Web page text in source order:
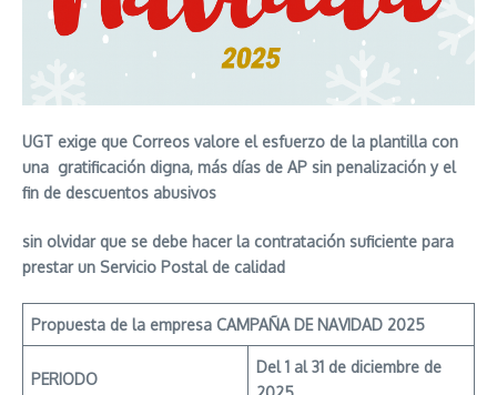
UGT exige que Correos valore el esfuerzo de la plantilla con
una gratificación digna, más días de AP sin penalización y el
fin de descuentos abusivos
sin olvidar que se debe hacer la contratación suficiente para
prestar un Servicio Postal de calidad
Propuesta de la empresa CAMPAÑA DE NAVIDAD 2025
PERIODO
Del 1 al 31 de diciembre de